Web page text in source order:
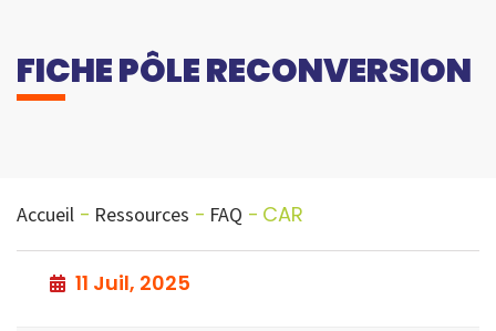
FICHE PÔLE RECONVERSION
Accueil Ressources FAQ CAR
11 Juil, 2025